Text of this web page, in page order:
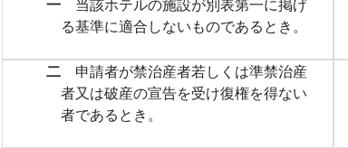
一 当該ホテルの施設が別表第一に掲げ
る基準に適合しないものであるとき。
二 申請者が禁治産者若しくは準禁治産
者又は破産の宣告を受け復権を得ない
者であるとき。